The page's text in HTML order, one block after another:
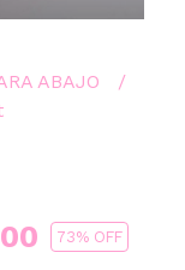
ABAJO
73% OFF